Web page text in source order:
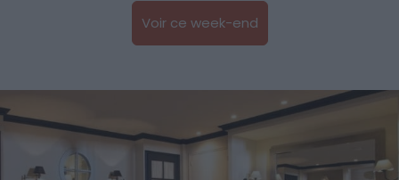
Voir ce week-end